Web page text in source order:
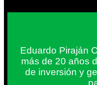
Eduardo Piraján
más de 20 años
de inversión y